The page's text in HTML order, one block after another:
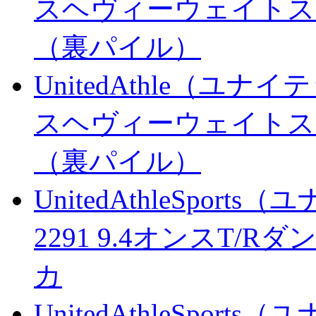
スヘヴィーウェイト
（裏パイル）
UnitedAthle（ユナイ
スヘヴィーウェイト
（裏パイル）
UnitedAthleSports（
2291 9.4オンスT/Rダ
カ